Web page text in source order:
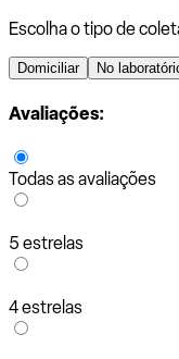
Escolha o tipo de
Domiciliar No
Avaliações:
Todas as avaliações
5 estrelas
4 estrelas